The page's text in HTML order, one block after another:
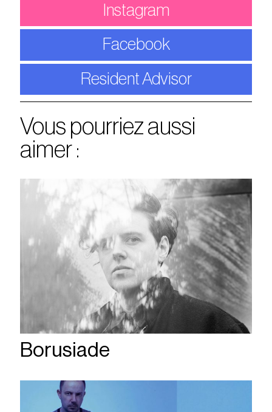
Instagram
Facebook
Resident Advisor
Vous pourriez aussi
aimer :
Borusiade